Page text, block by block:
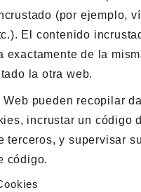
(por ejemplo,
El contenido
exactamente de la
la otra web.
Web pueden recopilar
incrustar un código
terceros, y supervisar
código.